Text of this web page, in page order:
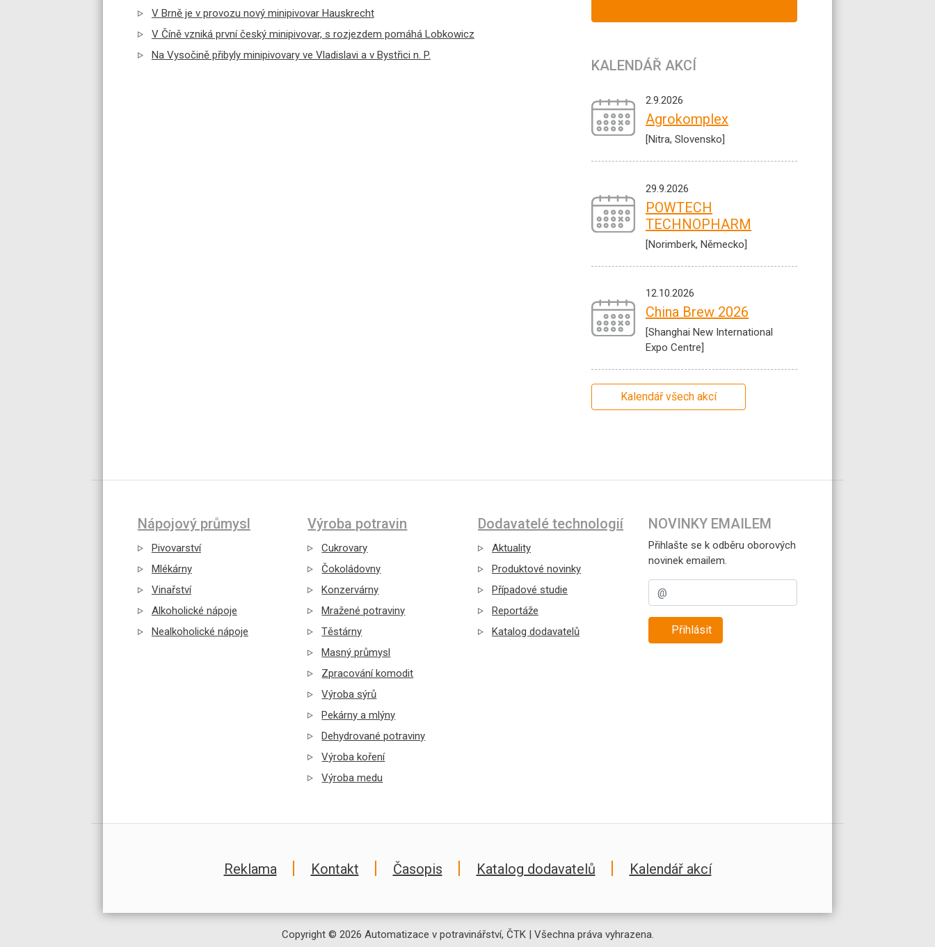
V Brně je v provozu nový minipivovar Hauskrecht
V Číně vzniká první český minipivovar, s rozjezdem pomáhá Lobkowicz
Na Vysočině přibyly minipivovary ve Vladislavi a v Bystřici n. P.
KALENDÁŘ AKCÍ
2.9.2026
Agrokomplex
[Nitra, Slovensko]
29.9.2026
POWTECH
TECHNOPHARM
[Norimberk, Německo]
12.10.2026
China Brew 2026
[Shanghai New International
Expo Centre]
Kalendář všech akcí
Nápojový průmysl
Pivovarství
Mlékárny
Vinařství
Alkoholické nápoje
Nealkoholické nápoje
Výroba potravin
Cukrovary
Čokoládovny
Konzervárny
Mražené potraviny
Těstárny
Masný průmysl
Zpracování komodit
Výroba sýrů
Pekárny a mlýny
Dehydrované potraviny
Výroba koření
Výroba medu
Dodavatelé technologií
Aktuality
Produktové novinky
Případové studie
Reportáže
Katalog dodavatelů
NOVINKY EMAILEM
Přihlašte se k odběru oborových
novinek emailem.
Přihlásit
Reklama Kontakt Časopis Katalog dodavatelů Kalendář akcí
Copyright © 2026 Automatizace v potravinářství, ČTK | Všechna práva vyhrazena.